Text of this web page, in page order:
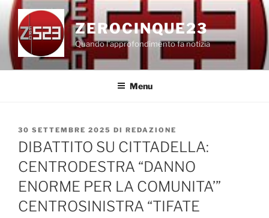
Salta
contenuto
ZEROCINQUE23
Quando l'approfondimento fa notizia
Menu
PUBBLICATO
IL
30 SETTEMBRE 2025 DI REDAZIONE
DIBATTITO SU CITTADELLA:
CENTRODESTRA “DANNO
ENORME PER LA COMUNITA’”
CENTROSINISTRA “TIFATE